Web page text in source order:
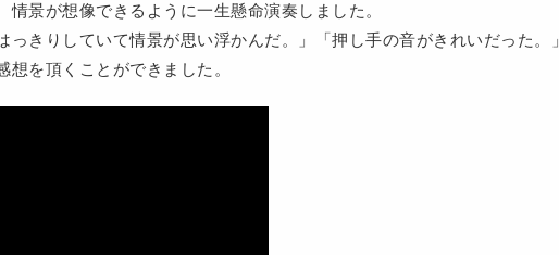
景が想像できるように一生懸命演奏しました。
きりしていて情景が思い浮かんだ。」「押し手の音がきれいだった。」
想を頂くことができました。